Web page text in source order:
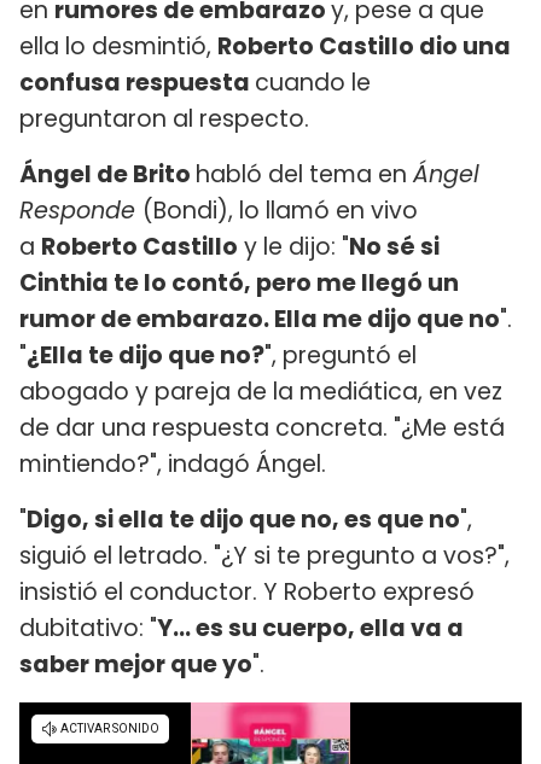
en rumores de embarazoy, pese a que
ella lo desmintió, Roberto Castillo dio una
confusa respuesta cuando le
preguntaron al respecto.
Ángel de Brito habló del tema enÁngel
Responde (Bondi), lo llamó en vivo
a Roberto Castillo y le dijo: "No sé si
Cinthia te lo contó, pero me llegó un
rumor de embarazo. Ella me dijo que no".
"¿Ella te dijo que no?", preguntó el
abogado y pareja de la mediática, en vez
de dar una respuesta concreta. "¿Me está
mintiendo?", indagó Ángel.
"Digo, si ella te dijo que no, es que no",
siguió el letrado. "¿Y si te pregunto a vos?",
insistió el conductor. Y Roberto expresó
dubitativo: "Y... es su cuerpo, ella va a
saber mejor que yo".